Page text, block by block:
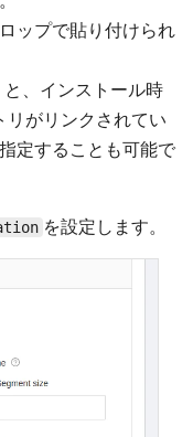
ップで貼り付けられ
、インストール時
リがリンクされてい
定することも可能で
を設定します。